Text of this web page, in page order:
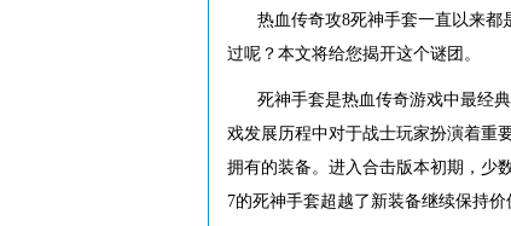
热血传奇攻8死神手套一直以来
过呢？本文将给您揭开这个谜团。
死神手套是热血传奇游戏中最经
戏发展历程中对于战士玩家扮演着重
拥有的装备。进入合击版本初期，少
7的死神手套超越了新装备继续保持价